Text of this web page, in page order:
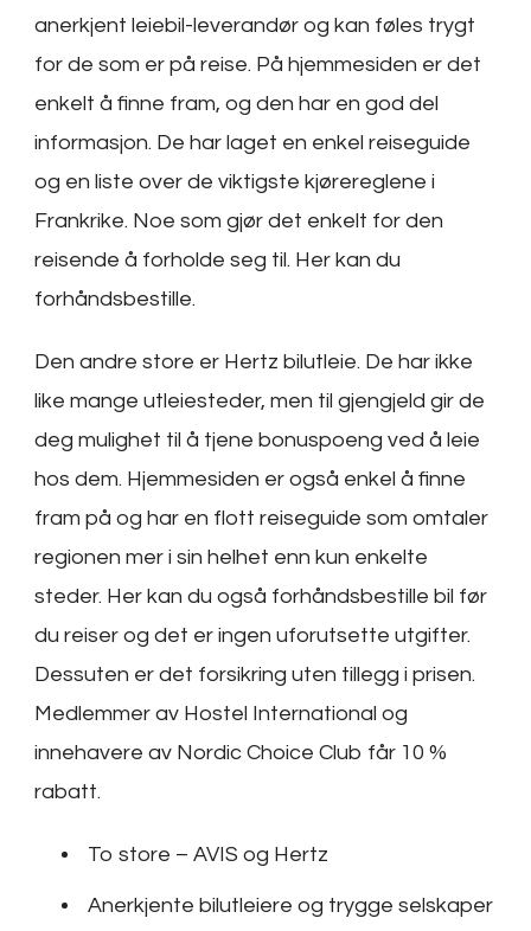
anerkjent leiebil-leverandør og kan føles trygt
for de som er på reise. På hjemmesiden er det
enkelt å finne fram, og den har en god del
informasjon. De har laget en enkel reiseguide
og en liste over de viktigste kjørereglene i
Frankrike. Noe som gjør det enkelt for den
reisende å forholde seg til. Her kan du
forhåndsbestille.
Den andre store er Hertz bilutleie. De har ikke
like mange utleiesteder, men til gjengjeld gir de
deg mulighet til å tjene bonuspoeng ved å leie
hos dem. Hjemmesiden er også enkel å finne
fram på og har en flott reiseguide som omtaler
regionen mer i sin helhet enn kun enkelte
steder. Her kan du også forhåndsbestille bil før
du reiser og det er ingen uforutsette utgifter.
Dessuten er det forsikring uten tillegg i prisen.
Medlemmer av Hostel International og
innehavere av Nordic Choice Club får 10 %
rabatt.
To store – AVIS og Hertz
Anerkjente bilutleiere og trygge selskaper